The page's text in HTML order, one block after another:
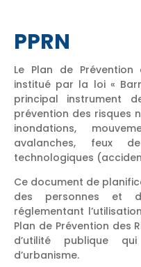
PPRN
Le Plan de Prévention
institué par la loi «
principal instrument
prévention des risques
inondations,
avalanches, feux
technologiques
Ce document de
des personnes et
réglementant
Plan de Prévention des
d’utilité publique
d’urbanisme.